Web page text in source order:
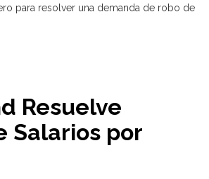
para resolver una demanda de robo de
Resuelve
Salarios por